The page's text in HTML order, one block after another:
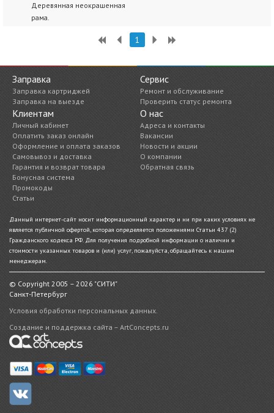
Деревянная неокрашенная
рама.
1
Заправка
Заправка картриджей
Заправка на выезде
Сервис
Ремонт и обслуживание
Проверить статус ремонта
Клиентам
Личный кабинет
Оплатить заказ онлайн
Оформление и оплата заказов
Самовывоз и доставка
Гарантия и возврат товара
Бонусная система
Промокоды
Статьи
О нас
Адреса и контакты
Вакансии
Новости и акции
О компании
Обратная связь
Данный интернет-сайт носит информационный характер и ни при каких условиях не
является публичной офертой, которая определяется положениями Статьи 437 (2)
Гражданского кодекса РФ. Для получения подробной информации о наличии и
стоимости указанных товаров и (или) услуг, пожалуйста, обращайтесь к нашим
менеджерам.
© Copyright 2005 – 2026 "СИТИ"
Санкт-Петербург
Условия обработки персональных данных.
Создание и поддержка сайта – ArtConcepts.ru